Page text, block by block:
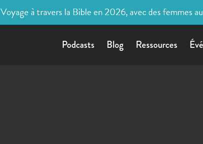
Voyage à travers la Bible en 2026, avec des femmes
Podcasts Blog Ressources